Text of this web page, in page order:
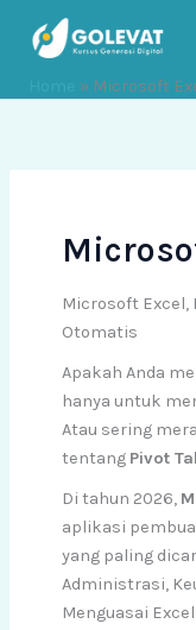
» Microsoft
Microsoft Excel,
Otomatis
Apakah Anda
hanya untuk
Atau sering
tentang Pivot
Di tahun 2026,
aplikasi
yang paling
Administrasi,
Menguasai